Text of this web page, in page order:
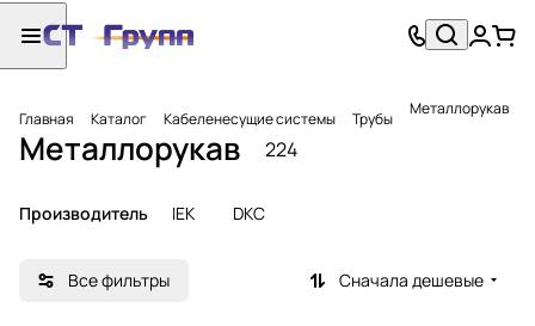
Главная Каталог Кабеленесущие системы Трубы Металлорукав
Металлорукав 224
Производитель IEK DKC
Все фильтры Сначала дешевые